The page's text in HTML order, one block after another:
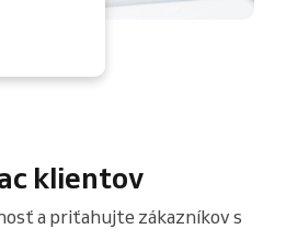
klientov
a priťahujte zákazníkov s